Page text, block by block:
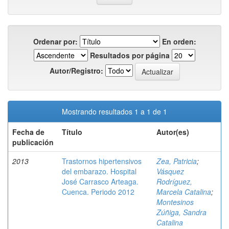
Ordenar por:
En orden:
Resultados por página
Autor/Registro:
Mostrando resultados 1 a 1 de 1
Fecha de
publicación
Título Autor(es)
2013
Trastornos hipertensivos
del embarazo. Hospital
José Carrasco Arteaga.
Cuenca. Periodo 2012
Zea, Patricia;
Vásquez
Rodríguez,
Marcela Catalina;
Montesinos
Zúñiga, Sandra
Catalina